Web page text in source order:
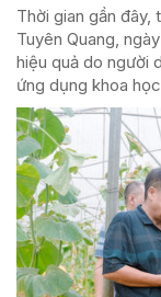
Thời gian gần
Tuyên Quang,
hiệu quả do người
ứng dụng khoa